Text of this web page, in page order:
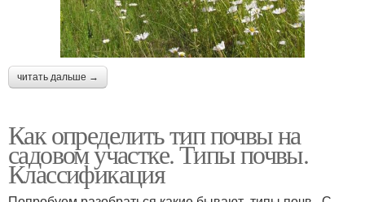
читать дальше →
Как определить тип почвы на
садовом участке. Типы почвы.
Классификация